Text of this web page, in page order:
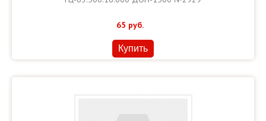
65 руб.
Купить